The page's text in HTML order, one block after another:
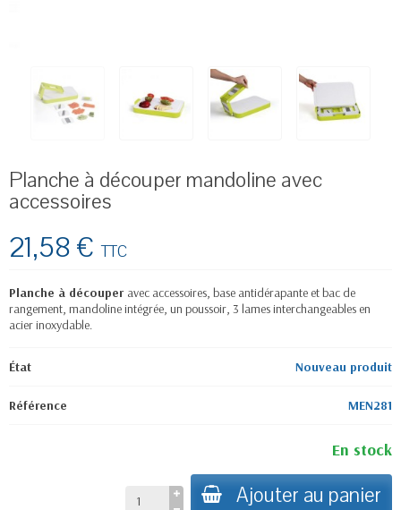
Planche à découper mandoline avec
accessoires
21,58 €TTC
Planche à découper avec accessoires, base antidérapante et bac de
rangement, mandoline intégrée, un poussoir, 3 lames interchangeables en
acier inoxydable.
État Nouveau produit
Référence MEN281
En stock
Ajouter au panier